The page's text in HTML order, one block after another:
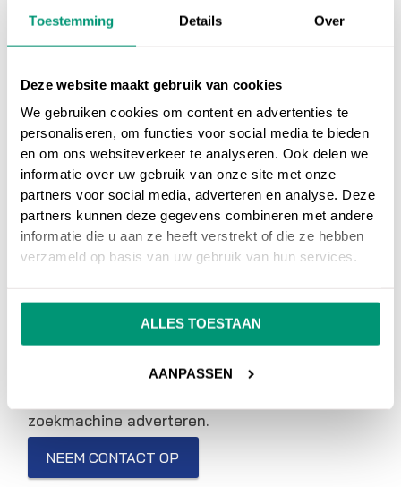
Toestemming Details Over
Deze website maakt gebruik van cookies
We gebruiken cookies om content en advertenties te
personaliseren, om functies voor social media te bieden
en om ons websiteverkeer te analyseren. Ook delen we
informatie over uw gebruik van onze site met onze
partners voor social media, adverteren en analyse. Deze
partners kunnen deze gegevens combineren met andere
informatie die u aan ze heeft verstrekt of die ze hebben
verzameld op basis van uw gebruik van hun services.
ALLES TOESTAAN
AANPASSEN
Op onsonline marketing blogvind je
interessante artikelen over online marketing, of
ga terug naar ons
online marketing
woordenboek.
Heb je nog vragen over DNS, neem dan gerust
contact met ons op.
Wil je meer weten over online marketing om je
website beter vindbaar te maken?Wij
adviseren en helpen je graag bij SEO
zoekmachine adverteren.
NEEM CONTACT OP
een numeriek IP-adres.